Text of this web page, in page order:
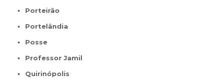
Porteirão
Portelândia
Posse
Professor Jamil
Quirinópolis